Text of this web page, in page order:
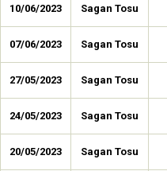
10/06/2023 Sagan Tosu
07/06/2023 Sagan Tosu
27/05/2023 Sagan Tosu
24/05/2023 Sagan Tosu
20/05/2023 Sagan Tosu